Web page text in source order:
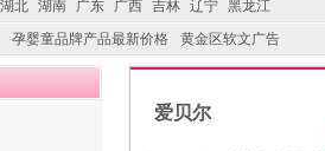
湖北 湖南 广东 广西 吉林 辽宁 黑龙江
孕婴童品牌产品最新价格 黄金区软文广告
爱贝尔